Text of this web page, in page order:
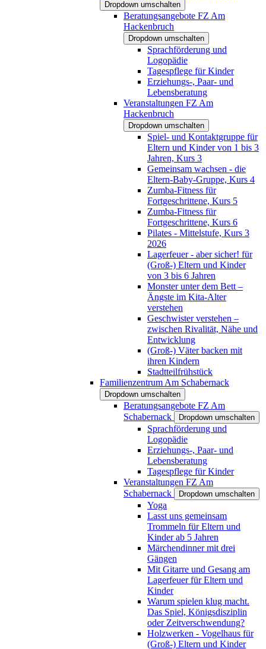
Dropdown umschalten
Beratungsangebote FZ Am
Hackenbruch
Dropdown umschalten
Sprachförderung und
Logopädie
Tagespflege für Kinder
Erziehungs-, Paar- und
Lebensberatung
Veranstaltungen FZ Am
Hackenbruch
Dropdown umschalten
Spiel- und Kontaktgruppe für
Eltern und Kinder von 1 bis 3
Jahren, Kurs 3
Gemeinsam wachsen - die
Eltern-Baby-Gruppe, Kurs 4
Zumba-Fitness für
Fortgeschrittene, Kurs 5
Zumba-Fitness für
Fortgeschrittene, Kurs 6
Pilates - Mittelstufe, Kurs 3
2026
Lagerfeuer - aber sicher! für
(Groß-) Eltern und Kinder
von 3 bis 6 Jahren
Monster unter dem Bett –
Ängste im Kita-Alter
verstehen
Geschwister verstehen –
zwischen Rivalität, Nähe und
Entwicklung
(Groß-) Väter backen mit
ihren Kindern
Stadtteilfrühstück
Familienzentrum Am Schabernack
Dropdown umschalten
Beratungsangebote FZ Am
Schabernack
Dropdown umschalten
Sprachförderung und
Logopädie
Erziehungs-, Paar- und
Lebensberatung
Tagespflege für Kinder
Veranstaltungen FZ Am
Schabernack
Dropdown umschalten
Yoga
Lasst uns gemeinsam
Trommeln für Eltern und
Kinder ab 5 Jahren
Märchendinner mit drei
Gängen
Mit Gitarre und Gesang am
Lagerfeuer für Eltern und
Kinder
Warum spielen klug macht.
Das Spiel, Königsdisziplin
oder Zeitverschwendung?
Holzwerken - Vogelhaus für
(Groß-) Eltern und Kinder